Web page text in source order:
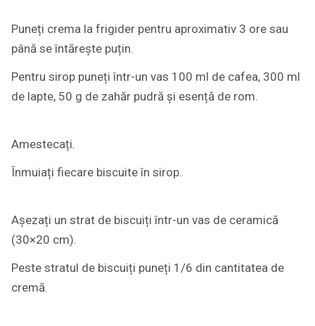
Puneți crema la frigider pentru aproximativ 3 ore sau
până se întărește puțin.
Pentru sirop puneți într-un vas 100 ml de cafea, 300 ml
de lapte, 50 g de zahăr pudră și esență de rom.
Amestecați.
Înmuiați fiecare biscuite în sirop.
Așezați un strat de biscuiți într-un vas de ceramică
(30×20 cm).
Peste stratul de biscuiți puneți 1/6 din cantitatea de
cremă.